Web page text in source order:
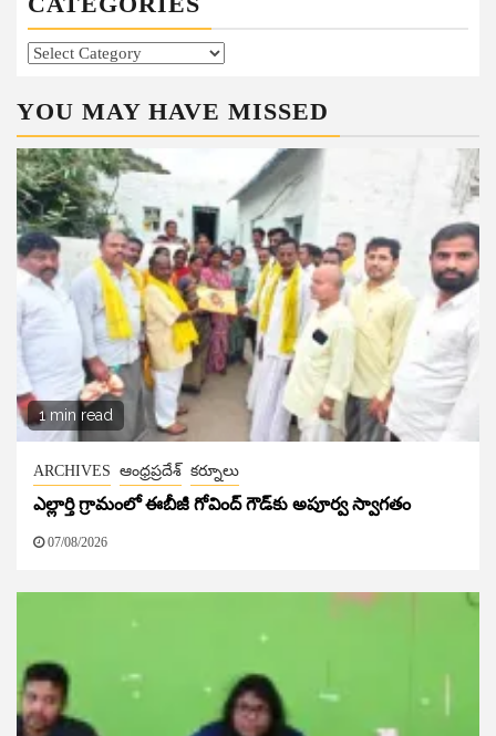
Categories
YOU MAY HAVE MISSED
1 min read
ARCHIVES ఆంధ్రప్రదేశ్ కర్నూలు
ఎల్లార్తి గ్రామంలో ఈబీజీ గోవింద్ గౌడ్‌కు అపూర్వ స్వాగతం
07/08/2026